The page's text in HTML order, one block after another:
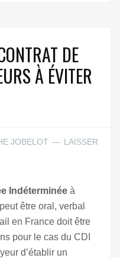
DE
À ÉVITER
JOBELOT
LAISSER
Indéterminée à
être oral, verbal
en France doit être
pour le cas du CDI
d’établir un